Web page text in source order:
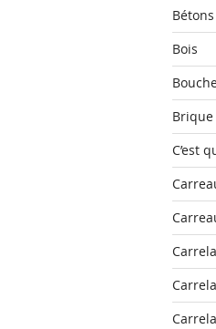
Bois
Brique
C’est